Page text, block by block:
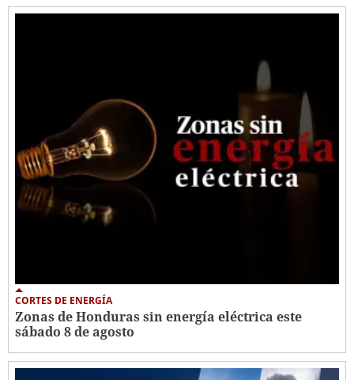
CORTES DE ENERGÍA
Zonas de Honduras sin energía eléctrica este
sábado 8 de agosto